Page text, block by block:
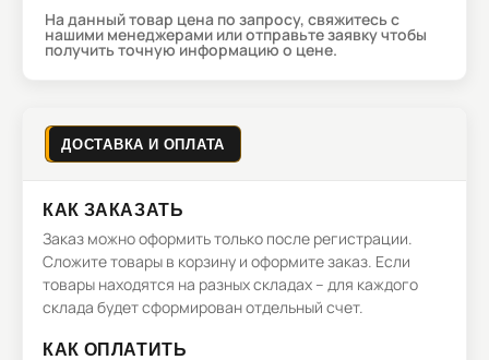
На данный товар цена по запросу, свяжитесь с
нашими менеджерами или отправьте заявку чтобы
получить точную информацию о цене.
ДОСТАВКА И ОПЛАТА
КАК ЗАКАЗАТЬ
Заказ можно оформить только после регистрации.
Сложите товары в корзину и оформите заказ. Если
товары находятся на разных складах – для каждого
склада будет сформирован отдельный счет.
КАК ОПЛАТИТЬ